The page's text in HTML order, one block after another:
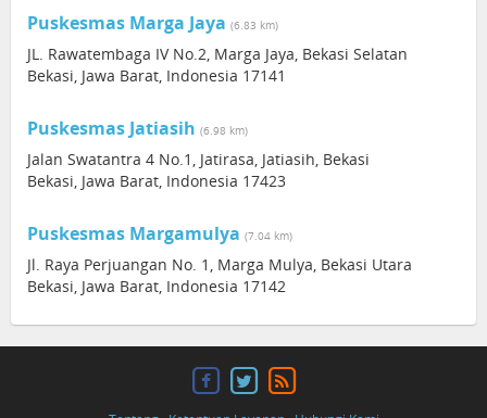
Puskesmas Marga Jaya (6.83 km)
JL. Rawatembaga IV No.2, Marga Jaya, Bekasi Selatan
Bekasi, Jawa Barat, Indonesia 17141
Puskesmas Jatiasih (6.98 km)
Jalan Swatantra 4 No.1, Jatirasa, Jatiasih, Bekasi
Bekasi, Jawa Barat, Indonesia 17423
Puskesmas Margamulya (7.04 km)
Jl. Raya Perjuangan No. 1, Marga Mulya, Bekasi Utara
Bekasi, Jawa Barat, Indonesia 17142